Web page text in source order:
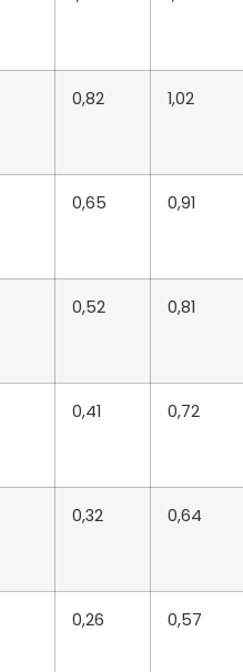
0,82 1,02
0,65 0,91
0,52 0,81
0,41 0,72
0,32 0,64
0,26 0,57